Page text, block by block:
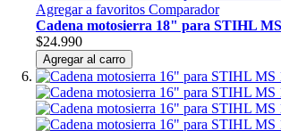
Agregar a favoritos Comparador
Cadena motosierra 18" para STIHL MS
$24.990
Agregar al carro